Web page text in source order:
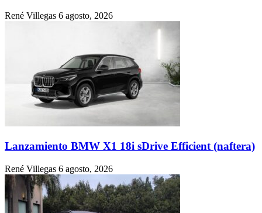
René Villegas 6 agosto, 2026
Lanzamiento BMW X1 18i sDrive Efficient (naftera)
René Villegas 6 agosto, 2026